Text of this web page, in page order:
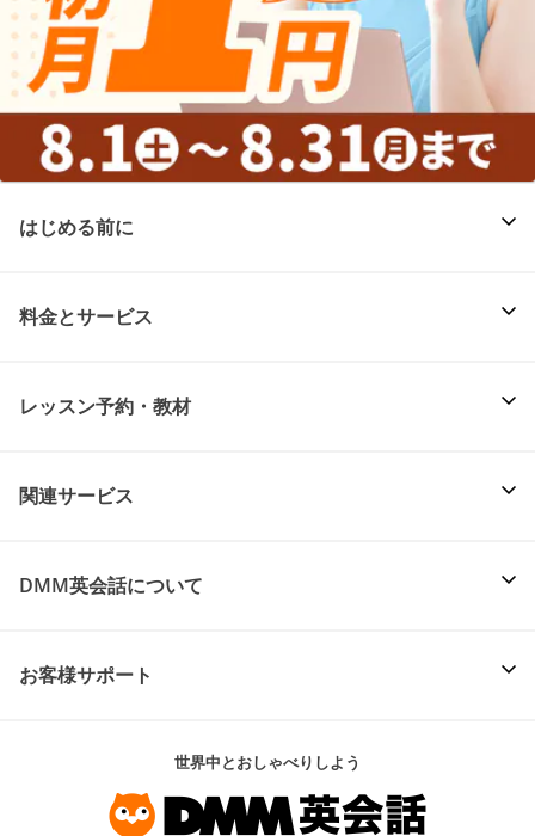
はじめる前に
料金とサービス
レッスン予約・教材
関連サービス
DMM英会話について
お客様サポート
世界中とおしゃべりしよう